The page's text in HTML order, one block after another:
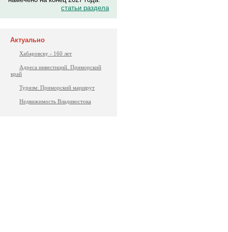
статьи раздела
Актуально
Хабаровску - 160 лет
Адреса инвестиций. Приморский
край
Туризм: Приморский маршрут
Недвижимость Владивостока